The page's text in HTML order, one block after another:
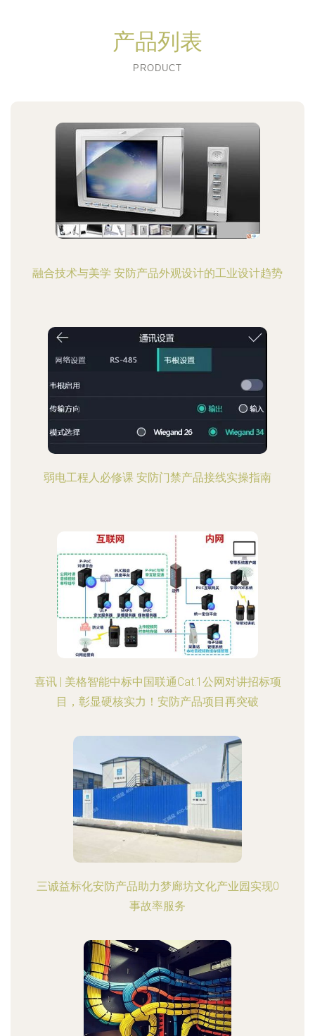
产品列表
PRODUCT
融合技术与美学 安防产品外观设计的工业设计趋势
弱电工程人必修课 安防门禁产品接线实操指南
喜讯 | 美格智能中标中国联通Cat.1公网对讲招标项
目，彰显硬核实力！安防产品项目再突破
三诚益标化安防产品助力梦廊坊文化产业园实现0
事故率服务